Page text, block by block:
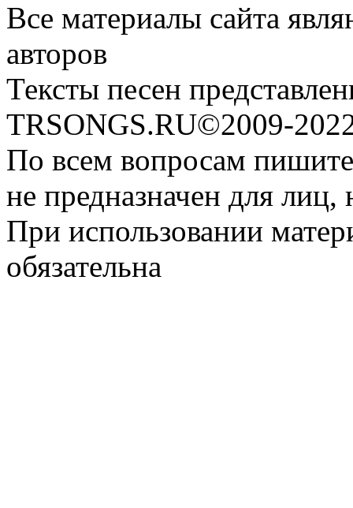
Все материалы сайта
авторов
Тексты песен
TRSONGS.RU©2009-
По всем вопросам
не предназначен для
При использовании
обязательна